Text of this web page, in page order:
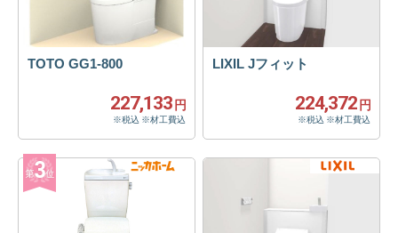
TOTO GG1-800
227,133円
※税込 ※材工費込
LIXIL Jフィット
224,372円
※税込 ※材工費込